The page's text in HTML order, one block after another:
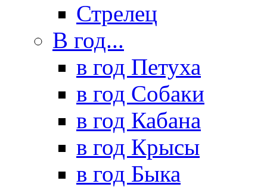
Стрелец
В год...
в год Петуха
в год Собаки
в год Кабана
в год Крысы
в год Быка